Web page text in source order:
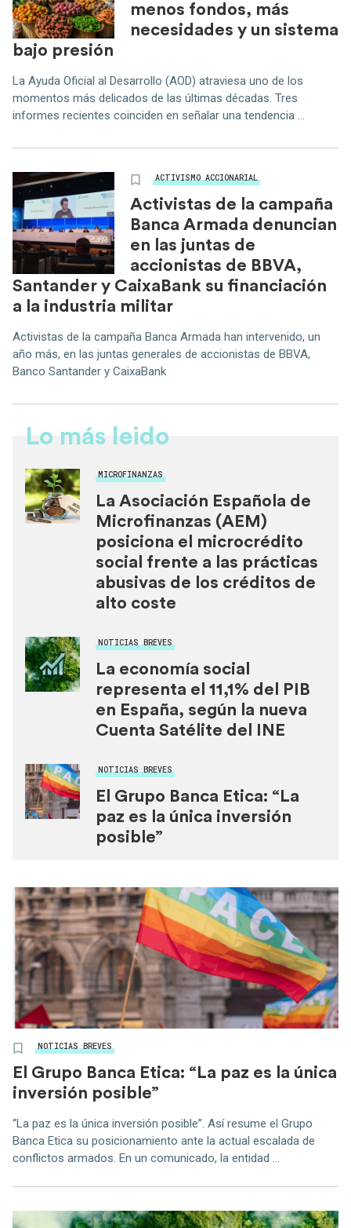
menos fondos, más
necesidades y un sistema
bajo presión
La Ayuda Oficial al Desarrollo (AOD) atraviesa uno de los
momentos más delicados de las últimas décadas. Tres
informes recientes coinciden en señalar una tendencia ...
ACTIVISMO ACCIONARIAL
Activistas de la campaña
Banca Armada denuncian
en las juntas de
accionistas de BBVA,
Santander y CaixaBank su financiación
a la industria militar
Activistas de la campaña Banca Armada han intervenido, un
año más, en las juntas generales de accionistas de BBVA,
Banco Santander y CaixaBank
Lo más leido
MICROFINANZAS
La Asociación Española de
Microfinanzas (AEM)
posiciona el microcrédito
social frente a las prácticas
abusivas de los créditos de
alto coste
NOTICIAS BREVES
La economía social
representa el 11,1% del PIB
en España, según la nueva
Cuenta Satélite del INE
NOTICIAS BREVES
El Grupo Banca Etica: “La
paz es la única inversión
posible”
NOTICIAS BREVES
El Grupo Banca Etica: “La paz es la única
inversión posible”
“La paz es la única inversión posible”. Así resume el Grupo
Banca Etica su posicionamiento ante la actual escalada de
conflictos armados. En un comunicado, la entidad ...